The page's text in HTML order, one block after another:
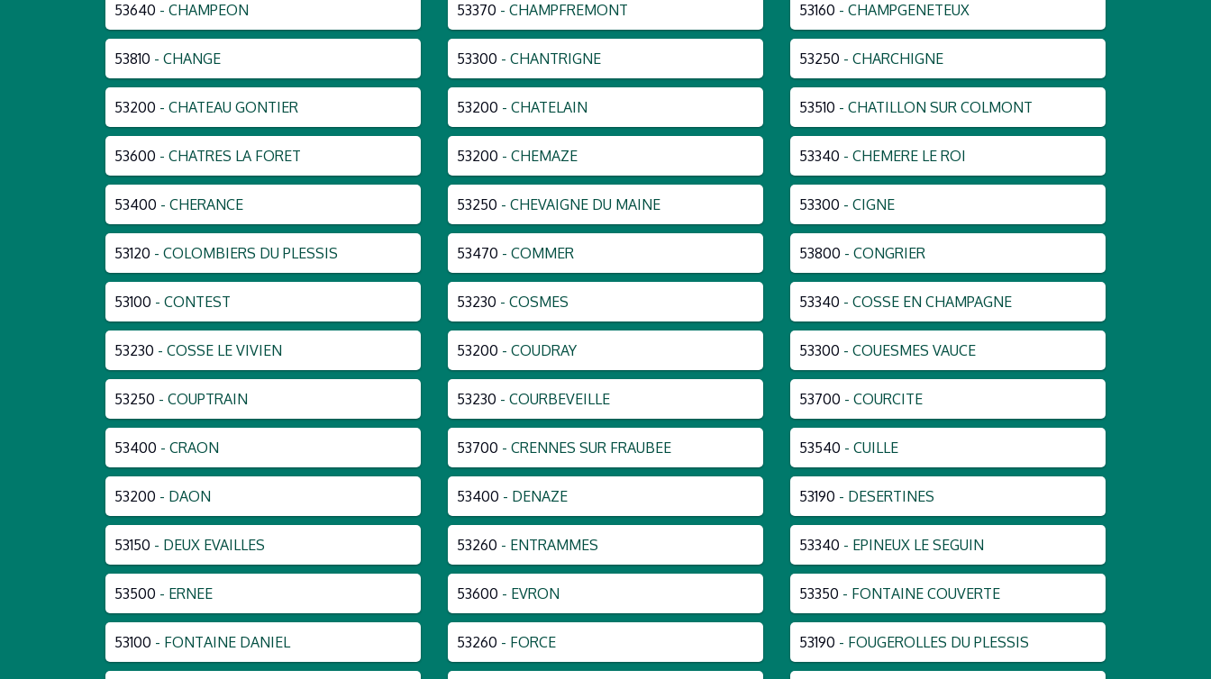
53640 - CHAMPEON 53370 - CHAMPFREMONT 53160 - CHAMPGENETEUX
53810 - CHANGE 53300 - CHANTRIGNE 53250 - CHARCHIGNE
53200 - CHATEAU GONTIER 53200 - CHATELAIN 53510 - CHATILLON SUR COLMONT
53600 - CHATRES LA FORET 53200 - CHEMAZE 53340 - CHEMERE LE ROI
53400 - CHERANCE 53250 - CHEVAIGNE DU MAINE 53300 - CIGNE
53120 - COLOMBIERS DU PLESSIS 53470 - COMMER 53800 - CONGRIER
53100 - CONTEST 53230 - COSMES 53340 - COSSE EN CHAMPAGNE
53230 - COSSE LE VIVIEN 53200 - COUDRAY 53300 - COUESMES VAUCE
53250 - COUPTRAIN 53230 - COURBEVEILLE 53700 - COURCITE
53400 - CRAON 53700 - CRENNES SUR FRAUBEE 53540 - CUILLE
53200 - DAON 53400 - DENAZE 53190 - DESERTINES
53150 - DEUX EVAILLES 53260 - ENTRAMMES 53340 - EPINEUX LE SEGUIN
53500 - ERNEE 53600 - EVRON 53350 - FONTAINE COUVERTE
53100 - FONTAINE DANIEL 53260 - FORCE 53190 - FOUGEROLLES DU PLESSIS